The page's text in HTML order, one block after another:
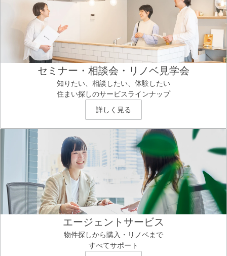
セミナー・相談会・リノベ見学会
知りたい、相談したい、体験したい
住まい探しのサービスラインナップ
詳しく見る
エージェントサービス
物件探しから購入・リノベまで
すべてサポート